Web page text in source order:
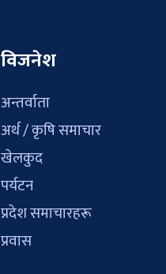
विजनेश
अन्तर्वाता
अर्थ / कृषि समाचार
खेलकुद
पर्यटन
प्रदेश समाचारहरू
प्रवास